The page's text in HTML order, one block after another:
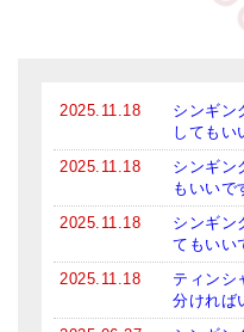
チベット高僧のオラクルカー
ベル＆ドルジェ
シンギングボウル入門本・CD
2025.11.18
シンギン
してもい
2025.11.18
シンギン
もいいで
2025.11.18
シンギン
てもいい
2025.11.18
ティンシ
分ければ